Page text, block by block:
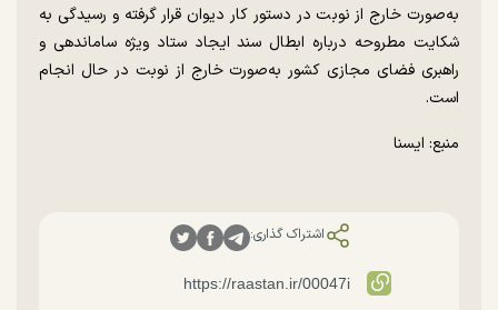
به‌صورت خارج از نوبت در دستور کار دیوان قرار گرفته و رسیدگی به
شکایت مطروحه درباره ابطال سند ایجاد ستاد ویژه ساماندهی و
راهبری فضای مجازی کشور به‌صورت خارج از نوبت در حال انجام
است.
منبع: ایسنا
اشتراک گذاری: